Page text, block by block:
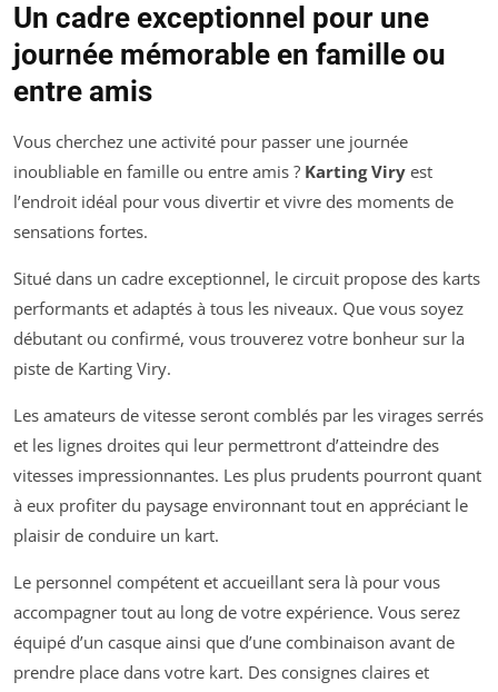
Un cadre exceptionnel pour une
journée mémorable en famille ou
entre amis
Vous cherchez une activité pour passer une journée
inoubliable en famille ou entre amis ? Karting Viry est
l’endroit idéal pour vous divertir et vivre des moments de
sensations fortes.
Situé dans un cadre exceptionnel, le circuit propose des karts
performants et adaptés à tous les niveaux. Que vous soyez
débutant ou confirmé, vous trouverez votre bonheur sur la
piste de Karting Viry.
Les amateurs de vitesse seront comblés par les virages serrés
et les lignes droites qui leur permettront d’atteindre des
vitesses impressionnantes. Les plus prudents pourront quant
à eux profiter du paysage environnant tout en appréciant le
plaisir de conduire un kart.
Le personnel compétent et accueillant sera là pour vous
accompagner tout au long de votre expérience. Vous serez
équipé d’un casque ainsi que d’une combinaison avant de
prendre place dans votre kart. Des consignes claires et